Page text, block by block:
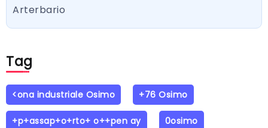
Arterbario
Tag
<ona industriale Osimo +76 Osimo
+p+assap+o+rto+ o++pen ay 0osimo